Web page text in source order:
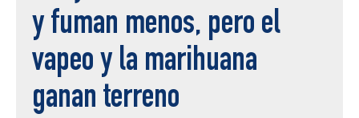
y fuman menos, pero el
vapeo y la marihuana
ganan terreno